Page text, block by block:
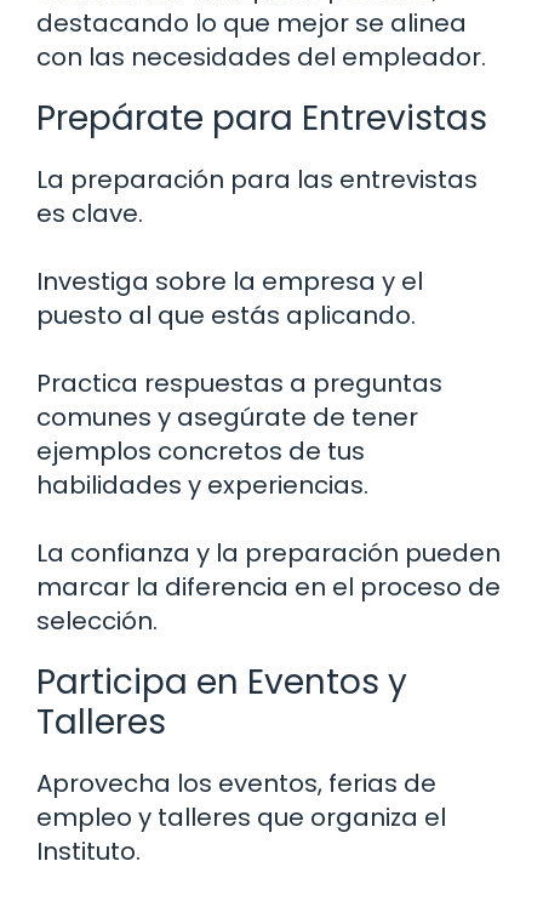
destacando lo que mejor se alinea
con las necesidades del empleador.
Prepárate para Entrevistas
La preparación para las entrevistas
es clave.
Investiga sobre la empresa y el
puesto al que estás aplicando.
Practica respuestas a preguntas
comunes y asegúrate de tener
ejemplos concretos de tus
habilidades y experiencias.
La confianza y la preparación pueden
marcar la diferencia en el proceso de
selección.
Participa en Eventos y
Talleres
Aprovecha los eventos, ferias de
empleo y talleres que organiza el
Instituto.